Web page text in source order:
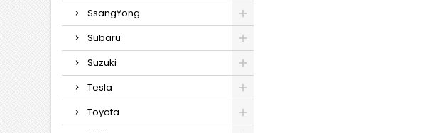
SsangYong
Subaru
Suzuki
Tesla
Toyota